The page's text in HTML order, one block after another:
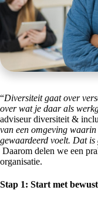
“Diversiteit gaat over
over wat je daar als
adviseur diversiteit &
van een omgeving
gewaardeerd voelt. Dat
Daarom delen we een
organisatie.
Stap 1: Start met